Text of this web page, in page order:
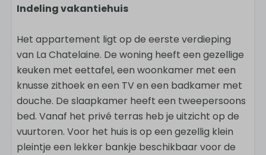
Indeling vakantiehuis
Het appartement ligt op de eerste verdieping
van La Chatelaine. De woning heeft een gezellige
keuken met eettafel, een woonkamer met een
knusse zithoek en een TV en een badkamer met
douche. De slaapkamer heeft een tweepersoons
bed. Vanaf het privé terras heb je uitzicht op de
vuurtoren. Voor het huis is op een gezellig klein
pleintje een lekker bankje beschikbaar voor de